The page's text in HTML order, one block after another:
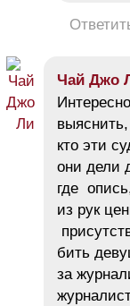
Чай Джо
кто эти
они дели
где
из рук
бить
за